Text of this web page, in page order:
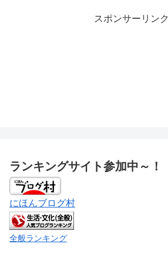
スポンサーリンク
ランキングサイト参加中～！
にほんブログ村
全般ランキング